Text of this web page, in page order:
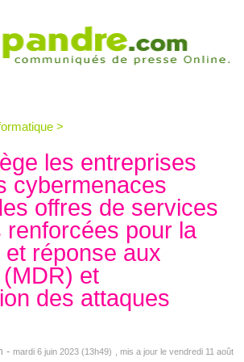
>
les entreprises
cybermenaces
offres de services
renforcées pour la
et réponse aux
et
des attaques
- mardi 6 juin 2023 (13h49)
, mis a jour le vendredi 11 août